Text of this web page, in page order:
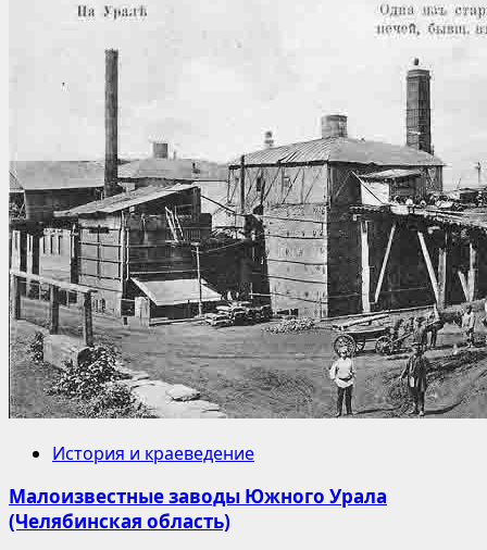
История и краеведение
Малоизвестные заводы Южного Урала
(Челябинская область)